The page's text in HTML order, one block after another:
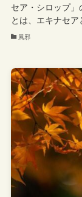
セア・シロップ
とは、エキナセア
風邪